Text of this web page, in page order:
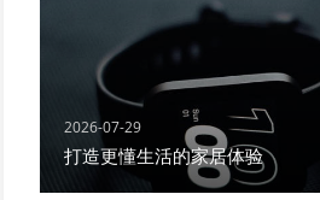
2026-07-29
打造更懂生活的家居体验